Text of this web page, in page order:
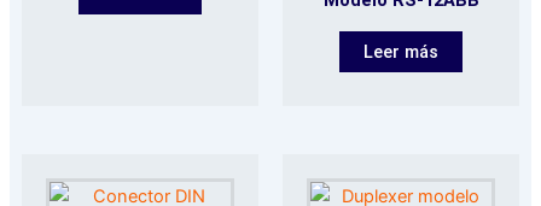
Leer más